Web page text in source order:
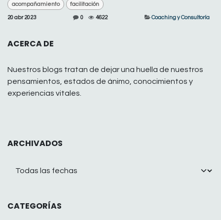
acompañamiento facilitación
20 abr 2023 0 4622 Coaching y Consultoría
ACERCA DE
Nuestros blogs tratan de dejar una huella de nuestros
pensamientos, estados de ánimo, conocimientos y
experiencias vitales.
ARCHIVADOS
CATEGORÍAS